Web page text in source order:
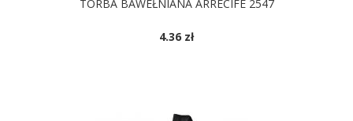
TORBA BAWEŁNIANA ARRECIFE 2547
4.36 zł